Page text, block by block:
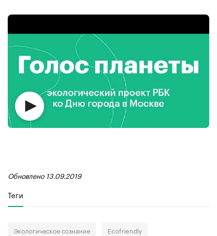
Обновлено 13.09.2019
Теги
Экологическое сознание Ecofriendly